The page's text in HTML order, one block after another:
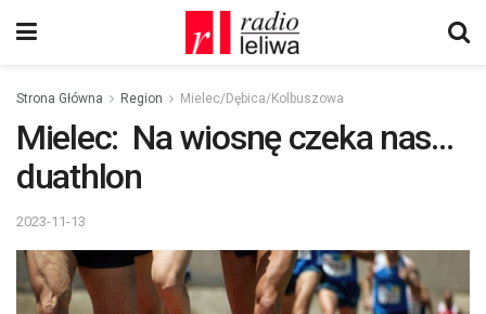
Strona Główna Region Mielec/Dębica/Kolbuszowa
Mielec: Na wiosnę czeka nas…
duathlon
2023-11-13